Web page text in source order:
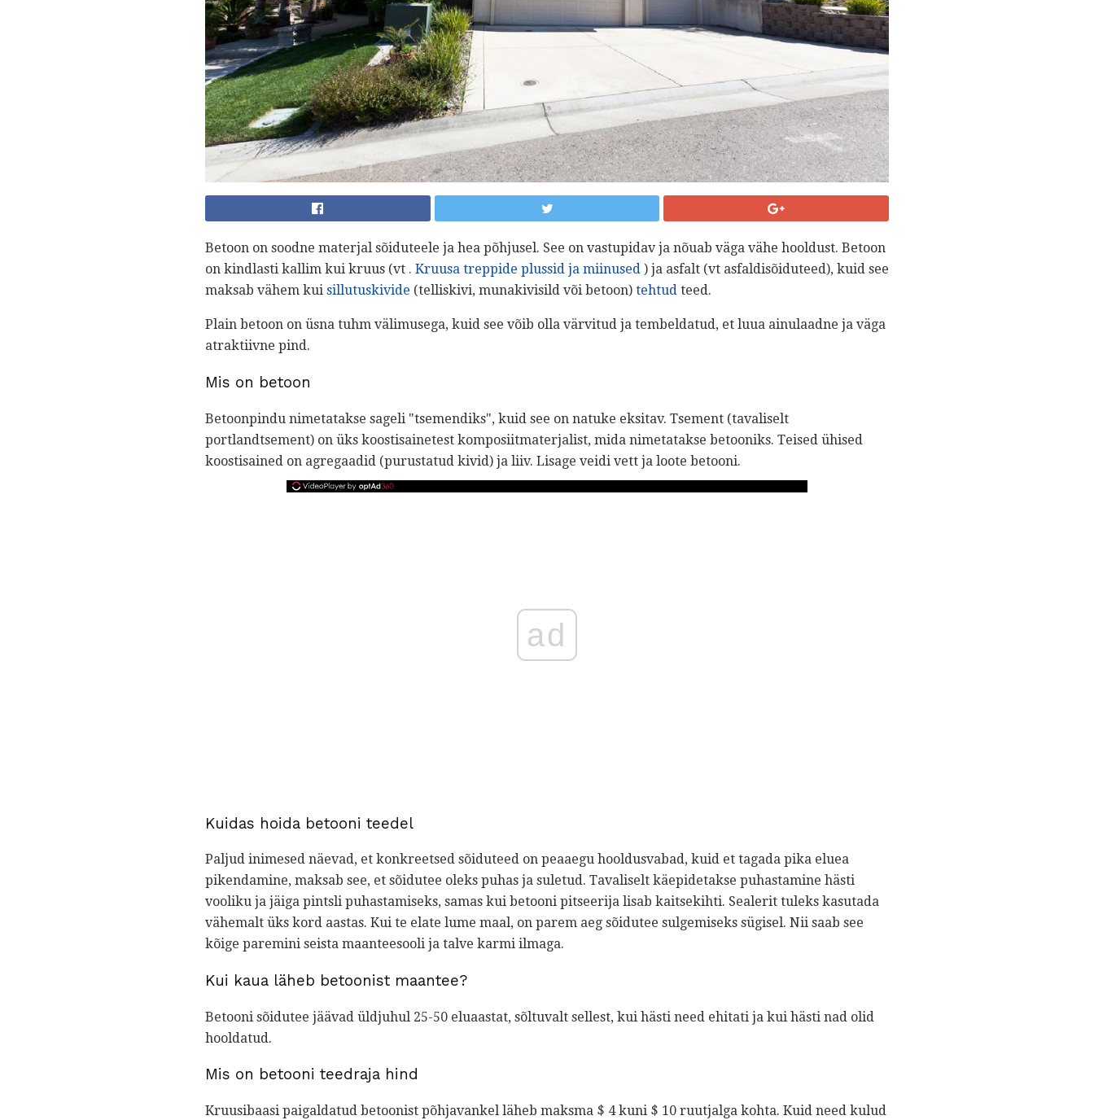
Betoon on soodne materjal sõiduteele ja hea põhjusel. See on vastupidav ja nõuab väga vähe hooldust. Betoon
on kindlasti kallim kui kruus (vt . Kruusa treppide plussid ja miinused ) ja asfalt (vt asfaldisõiduteed), kuid see
maksab vähem kui sillutuskivide (telliskivi, munakivisild või betoon) tehtud teed.
Plain betoon on üsna tuhm välimusega, kuid see võib olla värvitud ja tembeldatud, et luua ainulaadne ja väga
atraktiivne pind.
Mis on betoon
Betoonpindu nimetatakse sageli "tsemendiks", kuid see on natuke eksitav. Tsement (tavaliselt
portlandtsement) on üks koostisainetest komposiitmaterjalist, mida nimetatakse betooniks. Teised ühised
koostisained on agregaadid (purustatud kivid) ja liiv. Lisage veidi vett ja loote betooni.
ad
Kuidas hoida betooni teedel
Paljud inimesed näevad, et konkreetsed sõiduteed on peaaegu hooldusvabad, kuid et tagada pika eluea
pikendamine, maksab see, et sõidutee oleks puhas ja suletud. Tavaliselt käepidetakse puhastamine hästi
vooliku ja jäiga pintsli puhastamiseks, samas kui betooni pitseerija lisab kaitsekihti. Sealerit tuleks kasutada
vähemalt üks kord aastas. Kui te elate lume maal, on parem aeg sõidutee sulgemiseks sügisel. Nii saab see
kõige paremini seista maanteesooli ja talve karmi ilmaga.
Kui kaua läheb betoonist maantee?
Betooni sõidutee jäävad üldjuhul 25-50 eluaastat, sõltuvalt sellest, kui hästi need ehitati ja kui hästi nad olid
hooldatud.
Mis on betooni teedraja hind
Kruusibaasi paigaldatud betoonist põhjavankel läheb maksma $ 4 kuni $ 10 ruutjalga kohta. Kuid need kulud